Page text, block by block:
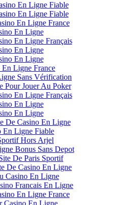
En Ligne Fiable
En Ligne Fiable
En Ligne France
En Ligne
En Ligne Français
En Ligne
En Ligne
En Ligne France
Sans Vérification
Pour Jouer Au Poker
En Ligne Français
En Ligne
En Ligne
De Casino En Ligne
En Ligne Fiable
Hors Arjel
Bonus Sans Depot
De Paris Sportif
De Casino En Ligne
Casino En Ligne
Francais En Ligne
En Ligne France